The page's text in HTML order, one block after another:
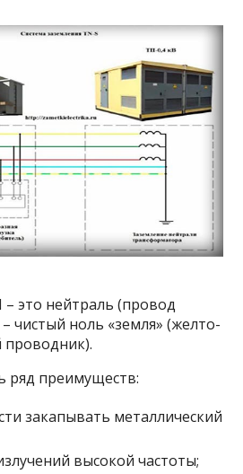
– это нейтраль (провод
чистый ноль «земля» (желто-
проводник).
ряд преимуществ:
закапывать металлический
высокой частоты;